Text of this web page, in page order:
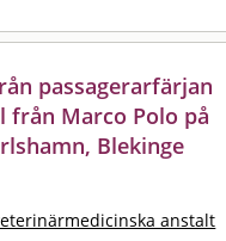
passagerarfärjan
från Marco Polo på
Blekinge
anstalt